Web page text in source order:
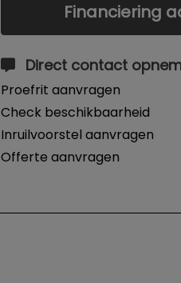
Financiering
Direct contact
Proefrit aanvragen
Check beschikbaarheid
Inruilvoorstel aanvragen
Offerte aanvragen